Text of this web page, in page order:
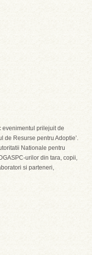
evenimentul prilejuit de
de Resurse pentru Adoptie’.
Nationale pentru
urilor din tara, copii,
si parteneri,